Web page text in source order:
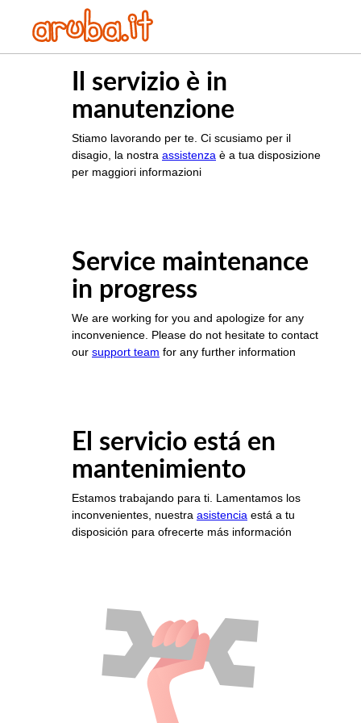
Il servizio è in
manutenzione
Stiamo lavorando per te. Ci scusiamo per il
disagio, la nostra assistenza è a tua disposizione
per maggiori informazioni
Service maintenance
in progress
We are working for you and apologize for any
inconvenience. Please do not hesitate to contact
our support team for any further information
El servicio está en
mantenimiento
Estamos trabajando para ti. Lamentamos los
inconvenientes, nuestra asistencia está a tu
disposición para ofrecerte más información